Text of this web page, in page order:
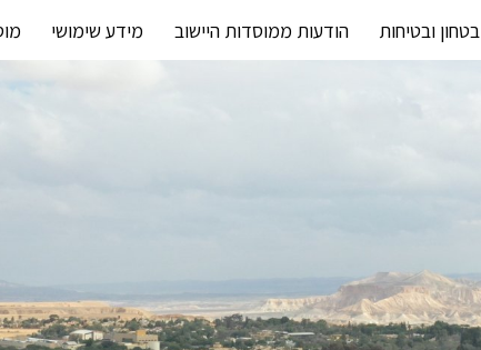
בטחון ובטיחות הודעות ממוסדות היישוב מידע שימושי